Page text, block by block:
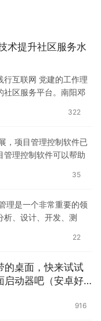
术提升社区服务水
行互联网 党建的工作理
社区服务平台。南阳邓
322
，项目管理控制软件已
管理控制软件可以帮助
35
理是一个非常重要的领
析、设计、开发、测
22
的桌面，快来试试
启动器吧（安卓好
916